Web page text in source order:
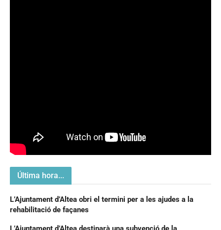
Última hora...
L’Ajuntament d’Altea obri el termini per a les ajudes a la
rehabilitació de façanes